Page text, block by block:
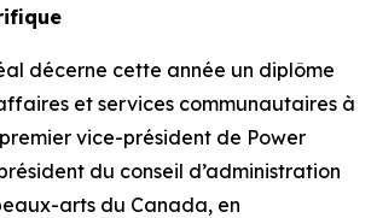
décerne cette année un diplôme
et services communautaires à
premier vice-président de Power
du conseil d’administration
arts du Canada, en